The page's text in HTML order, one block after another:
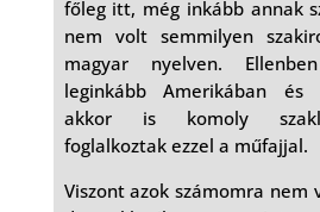
főleg itt, még inkább annak
nem volt semmilyen
magyar nyelven.
leginkább Amerikában és
akkor is komoly
foglalkoztak ezzel a műfajjal.
Viszont azok számomra nem